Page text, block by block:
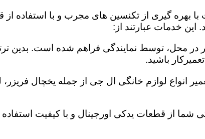
بهره گیری از تکنسین های مجرب و با استفاده از
خدمات عبارتند از:
در محل، توسط نمایندگی فراهم شده است. بدین
باشید.
انواع لوازم خانگی ال جی از جمله یخچال
شما از قطعات یدکی اورجینال و با کیفیت